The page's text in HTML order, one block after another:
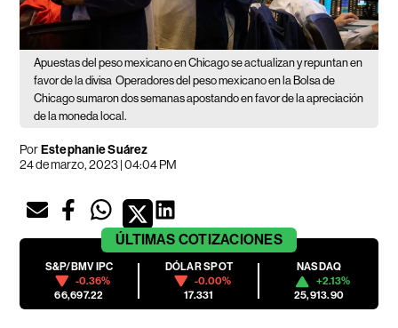
Apuestas del peso mexicano en Chicago se actualizan y repuntan en
favor de la divisa Operadores del peso mexicano en la Bolsa de
Chicago sumaron dos semanas apostando en favor de la apreciación
de la moneda local.
PorEstephanie Suárez
24 de marzo, 2023 | 04:04 PM
ÚLTIMAS COTIZACIONES
S&P/BMV IPC
-0.36%
66,697.22
DÓLAR SPOT
-0.00%
17.331
NASDAQ
+2.13%
25,913.90